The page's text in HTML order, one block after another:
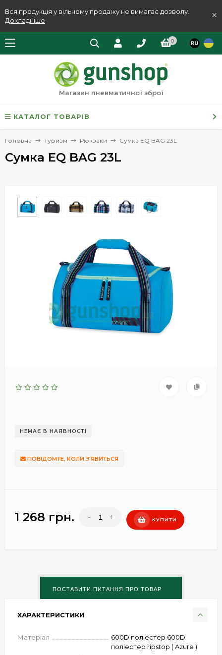
Вся продукція у вільному продажу не вимагає дозволу.
Докладніше
×
0
Магазин пневматичної зброї
КАТАЛОГ ТОВАРІВ
Головна Туризм Рюкзаки Сумка EQ BAG 23L
Сумка EQ BAG 23L
НЕМАЄ В НАЯВНОСТІ
ПОВІДОМТЕ, КОЛИ З'ЯВИТЬСЯ
1 268 грн. - + КУПИТИ
ХАРАКТЕРИСТИКИ
Матеріал
600D поліестер 600D
поліестер ripstop ( Azure )